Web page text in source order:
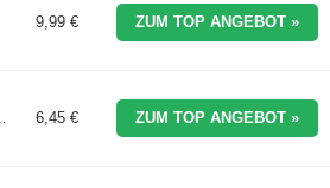
9,99 € ZUM TOP ANGEBOT »
6,45 € ZUM TOP ANGEBOT »